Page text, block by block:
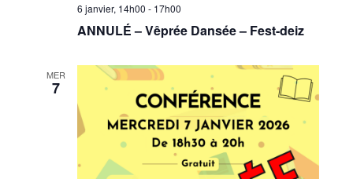
6 janvier, 14h00 - 17h00
ANNULÉ – Vêprée Dansée – Fest-deiz
MER
7